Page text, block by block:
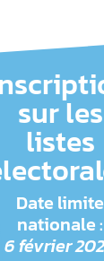
sur les
listes
Date limite
nationale :
6 février